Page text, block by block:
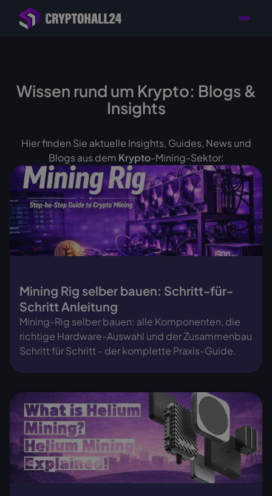
Händler mit Standort
in Deutschland
Ihr Mining-Projekt
Ansprechpartner
Wissen rund um Krypto: Blogs &
Insights
Hier finden Sie aktuelle Insights, Guides, News und
Blogs aus dem Krypto-Mining-Sektor:
Mining Rig selber bauen: Schritt-für-
Schritt Anleitung
Mining-Rig selber bauen: alle Komponenten, die
richtige Hardware-Auswahl und der Zusammenbau
Schritt für Schritt - der komplette Praxis-Guide.